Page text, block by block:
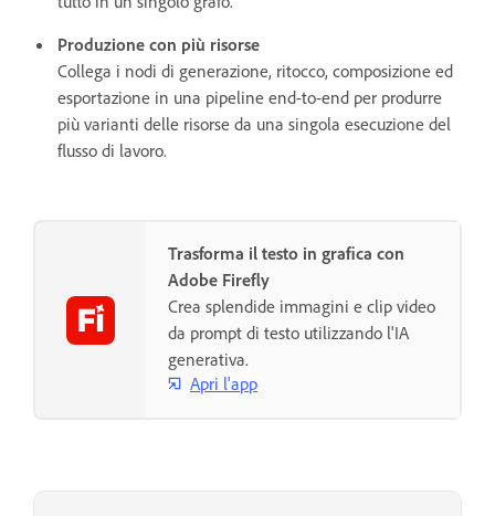
Produzione con più risorse
Collega i nodi di generazione, ritocco, composizione ed
esportazione in una pipeline end-to-end per produrre
più varianti delle risorse da una singola esecuzione del
flusso di lavoro.
Trasforma il testo in grafica con
Adobe Firefly
Crea splendide immagini e clip video
da prompt di testo utilizzando l'IA
generativa.
Apri l'app